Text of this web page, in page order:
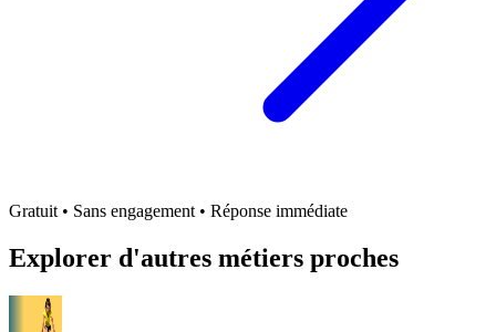
Gratuit • Sans engagement • Réponse immédiate
Explorer d'autres métiers proches